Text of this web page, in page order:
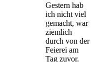
Gestern hab
ich nicht viel
gemacht, war
ziemlich
durch von der
Feierei am
Tag zuvor.